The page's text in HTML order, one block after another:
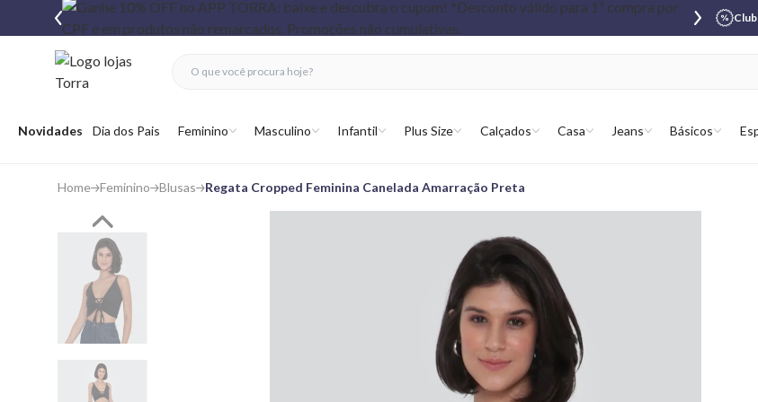
Abrir menu
Novidades Dia dos Pais Feminino Masculino Infantil Plus Size Calçados Casa Jeans Básicos
fechar menu
fechar menu
favoritos
Home Feminino Blusas Regata Cropped Feminina Canelada Amarração Preta